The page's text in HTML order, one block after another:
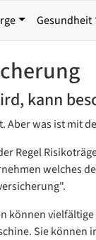
Gesundheit
kann
Aber was ist mit
Regel
welches
können
Sie